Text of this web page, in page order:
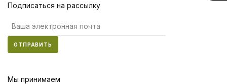
Подписаться на рассылку
ОТПРАВИТЬ
Мы принимаем